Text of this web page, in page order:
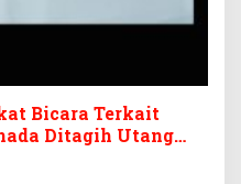
Bicara Terkait
Ditagih Utang